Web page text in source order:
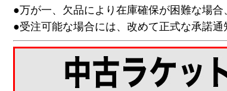
●万が一、欠品により在庫確保が困難な場
●受注可能な場合には、改めて正式な承諾通